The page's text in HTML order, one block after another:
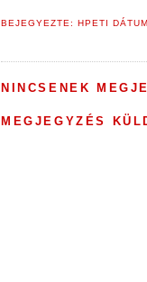
BEJEGYEZTE:HPETI
NINCSENEK
MEGJEGYZÉS